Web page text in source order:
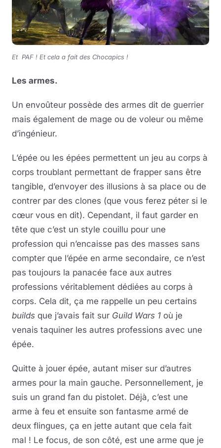
Et PAF ! Et cela a fait des Chocapics !
Les armes.
Un envoûteur possède des armes dit de guerrier
mais également de mage ou de voleur ou même
d’ingénieur.
L’épée ou les épées permettent un jeu au corps à
corps troublant permettant de frapper sans être
tangible, d’envoyer des illusions à sa place ou de
contrer par des clones (que vous ferez péter si le
cœur vous en dit). Cependant, il faut garder en
tête que c’est un style couillu pour une
profession qui n’encaisse pas des masses sans
compter que l’épée en arme secondaire, ce n’est
pas toujours la panacée face aux autres
professions véritablement dédiées au corps à
corps. Cela dit, ça me rappelle un peu certains
builds que j’avais fait sur Guild Wars 1 où je
venais taquiner les autres professions avec une
épée.
Quitte à jouer épée, autant miser sur d’autres
armes pour la main gauche. Personnellement, je
suis un grand fan du pistolet. Déjà, c’est une
arme à feu et ensuite son fantasme armé de
deux flingues, ça en jette autant que cela fait
mal ! Le focus, de son côté, est une arme que je